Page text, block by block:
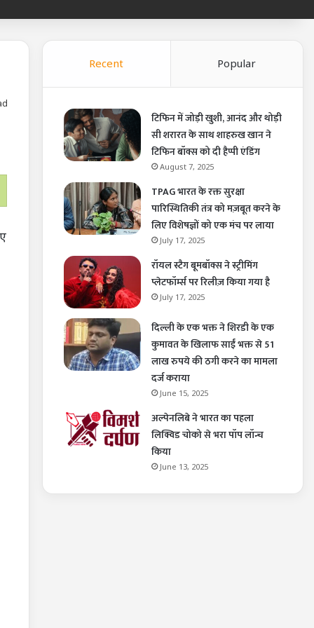
Recent Popular
टिफिन में जोड़ी खुशी, आनंद और थोड़ी
सी शरारत के साथ शाहरुख खान ने
टिफिन बॉक्स को दी हैप्पी एंडिंग
August 7, 2025
TPAG भारत के रक्त सुरक्षा
पारिस्थितिकी तंत्र को मज़बूत करने के
लिए विशेषज्ञों को एक मंच पर लाया
July 17, 2025
रॉयल स्टैग बूमबॉक्स ने स्ट्रीमिंग
प्लेटफॉर्म्स पर रिलीज़ किया गया है
July 17, 2025
दिल्ली के एक भक्त ने शिरडी के एक
कुमावत के खिलाफ साईं भक्त से 51
लाख रुपये की ठगी करने का मामला
दर्ज कराया
June 15, 2025
अल्पेनलिबे ने भारत का पहला
लिक्विड चोको से भरा पॉप लॉन्च
किया
June 13, 2025